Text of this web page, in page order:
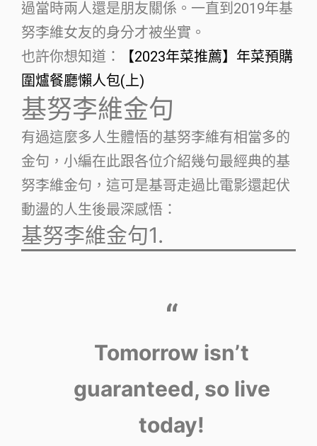
過當時兩人還是朋友關係。一直到2019年基
努李維女友的身分才被坐實。
也許你想知道：
【2023年菜推薦】年菜預購
圍爐餐廳懶人包(上)
基努李維金句
有過這麼多人生體悟的基努李維有相當多的
金句，小編在此跟各位介紹幾句最經典的基
努李維金句，這可是基哥走過比電影還起伏
動盪的人生後最深感悟：
基努李維金句1.
Tomorrow isn’t
guaranteed, so live
today!